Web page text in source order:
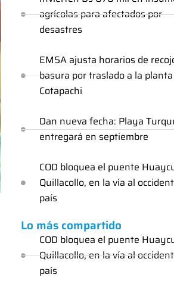
agrícolas para afectados por
desastres
EMSA ajusta horarios de
basura por traslado a la
Cotapachi
Dan nueva fecha: Playa
entregará en septiembre
COD bloquea el puente
Quillacollo, en la vía al
país
Lo más compartido
COD bloquea el puente
Quillacollo, en la vía al
país